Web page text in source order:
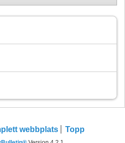
webbplats Topp